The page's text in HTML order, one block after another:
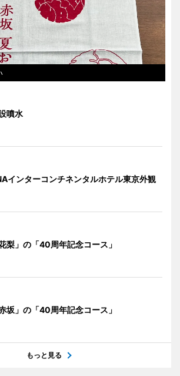
噴水
インターコンチネンタルホテル東京外観
花梨」の「40周年記念コース」
赤坂」の「40周年記念コース」
もっと見る